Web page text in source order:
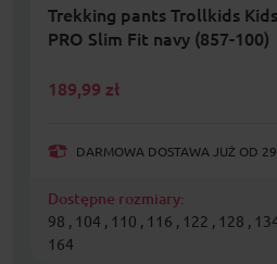
Trekking pants Trollkids
PRO Slim Fit navy (857-100)
189,99 zł
DARMOWA DOSTAWA JUŻ OD
Dostępne rozmiary:
98 , 104 , 110 , 116 , 122 , 128 ,
164